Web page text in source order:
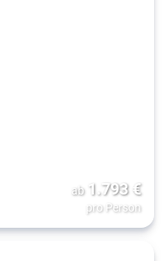
ab 1.793€
pro Person